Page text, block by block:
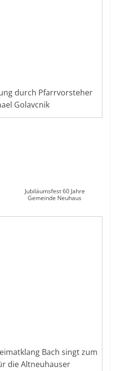
durch Pfarrvorsteher
Golavcnik
Jubiläumsfest 60 Jahre
Gemeinde Neuhaus
Bach singt zum
die Altneuhauser